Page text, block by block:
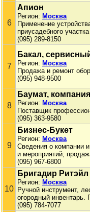
6
Апион
Регион: Москва
Применение
приусадебного
(095) 289-8150
7
Бакал,
Регион: Москва
Продажа и ремонт
(095) 948-9500
8
Баумат, компания
Регион: Москва
Поставщик
(095) 363-9580
9
Бизнес-Букет
Регион: Москва
Сведения о компании
и мероприятий;
(095) 967-6800
10
Бригадир
Регион: Москва
Ручной инструмент,
огородный инвентарь.
(095) 784-7077